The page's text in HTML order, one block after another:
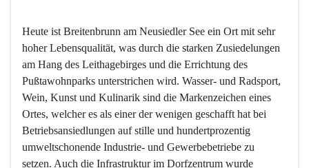
Heute ist Breitenbrunn am Neusiedler See ein Ort mit sehr
hoher Lebensqualität, was durch die starken Zusiedelungen
am Hang des Leithagebirges und die Errichtung des
Pußtawohnparks unterstrichen wird. Wasser- und Radsport,
Wein, Kunst und Kulinarik sind die Markenzeichen eines
Ortes, welcher es als einer der wenigen geschafft hat bei
Betriebsansiedlungen auf stille und hundertprozentig
umweltschonende Industrie- und Gewerbebetriebe zu
setzen. Auch die Infrastruktur im Dorfzentrum wurde